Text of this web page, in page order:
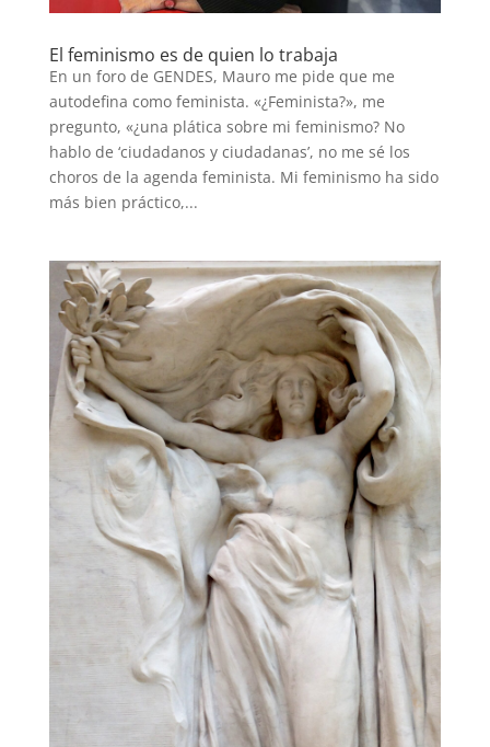
El feminismo es de quien lo trabaja
En un foro de GENDES, Mauro me pide que me
autodefina como feminista. «¿Feminista?», me
pregunto, «¿una plática sobre mi feminismo? No
hablo de ‘ciudadanos y ciudadanas’, no me sé los
choros de la agenda feminista. Mi feminismo ha sido
más bien práctico,...